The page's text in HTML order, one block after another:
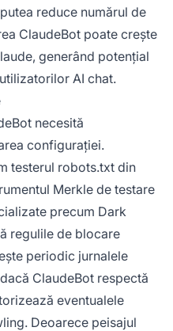
reduce numărul de
ClaudeBot poate crește
generând potențial
AI chat.
necesită
configurației.
testerul robots.txt din
Merkle de testare
precum Dark
regulile de blocare
periodic jurnalele
ClaudeBot respectă
eventualele
Deoarece peisajul